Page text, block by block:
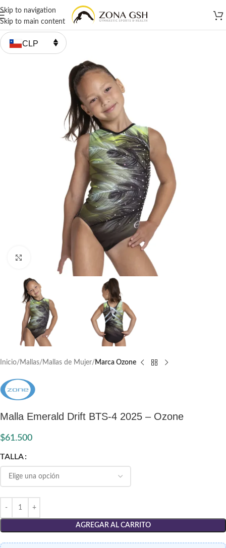
Skip to navigation
Skip to main content
CLP
Click to enlarge
Inicio Mallas Mallas de Mujer Marca Ozone
Malla Emerald Drift BTS-4 2025 – Ozone
$61.500
TALLA
AGREGAR AL CARRITO